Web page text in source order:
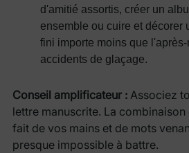
d'amitié assortis, créer un
ensemble ou cuire et décorer
fini importe moins que
accidents de glaçage.
Conseil amplificateur : Associez
lettre manuscrite. La
fait de vos mains et de mots
presque impossible à battre.